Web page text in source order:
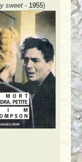
sweet - 1955)